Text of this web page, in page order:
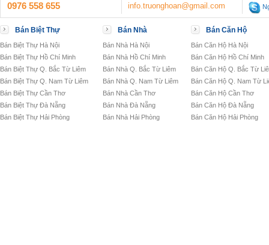
0976 558 655 info.truonghoan@gmail.com
Bán Biệt Thự
Bán Biệt Thự Hà Nội
Bán Biệt Thự Hồ Chí Minh
Bán Biệt Thự Q. Bắc Từ Liêm
Bán Biệt Thự Q. Nam Từ Liêm
Bán Biệt Thự Cần Thơ
Bán Biệt Thự Đà Nẵng
Bán Biệt Thự Hải Phòng
Bán Nhà
Bán Nhà Hà Nội
Bán Nhà Hồ Chí Minh
Bán Nhà Q. Bắc Từ Liêm
Bán Nhà Q. Nam Từ Liêm
Bán Nhà Cần Thơ
Bán Nhà Đà Nẵng
Bán Nhà Hải Phòng
Bán Căn Hộ
Bán Căn Hộ Hà Nội
Bán Căn Hộ Hồ Chí Minh
Bán Căn Hộ Q. Bắc Từ
Bán Căn Hộ Q. Nam Từ
Bán Căn Hộ Cần Thơ
Bán Căn Hộ Đà Nẵng
Bán Căn Hộ Hải Phòng